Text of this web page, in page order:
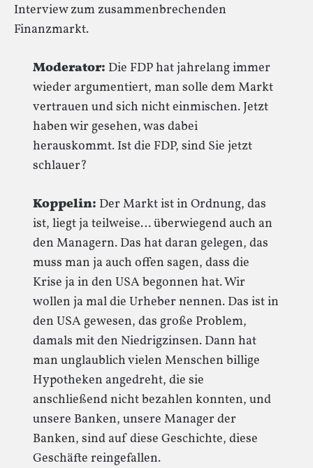
Interview zum zusammenbrechenden
Finanzmarkt.
Moderator: Die FDP hat jahrelang immer
wieder argumentiert, man solle dem Markt
vertrauen und sich nicht einmischen. Jetzt
haben wir gesehen, was dabei
herauskommt. Ist die FDP, sind Sie jetzt
schlauer?
Koppelin: Der Markt ist in Ordnung, das
ist, liegt ja teilweise… überwiegend auch an
den Managern. Das hat daran gelegen, das
muss man ja auch offen sagen, dass die
Krise ja in den USA begonnen hat. Wir
wollen ja mal die Urheber nennen. Das ist in
den USA gewesen, das große Problem,
damals mit den Niedrigzinsen. Dann hat
man unglaublich vielen Menschen billige
Hypotheken angedreht, die sie
anschließend nicht bezahlen konnten, und
unsere Banken, unsere Manager der
Banken, sind auf diese Geschichte, diese
Geschäfte reingefallen.